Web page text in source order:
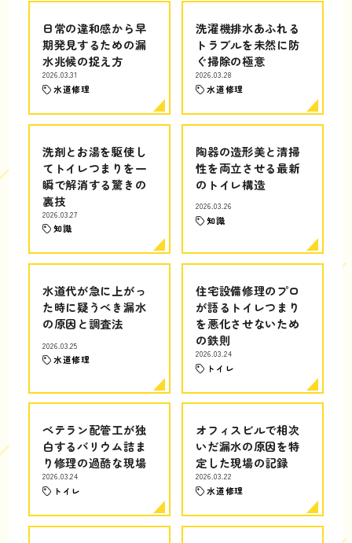
日常の違和感から早
期発見するための漏
水兆候の捉え方
2026.03.31
水道修理
洗濯機排水あふれる
トラブルを未然に防
ぐ掃除の極意
2026.03.28
水道修理
洗剤とお湯を駆使し
てトイレつまりを一
瞬で解消する驚きの
裏技
2026.03.27
知識
陶器の造形美と清掃
性を両立させる最新
のトイレ構造
2026.03.26
知識
水道代が急に上がっ
た時に疑うべき漏水
の原因と調査法
2026.03.25
水道修理
住宅設備修理のプロ
が語るトイレつまり
を悪化させないため
の鉄則
2026.03.24
トイレ
ベテラン配管工が独
白するバリウム詰ま
り修理の過酷な現場
2026.03.24
トイレ
オフィスビルで相次
いだ漏水の原因を特
定した現場の記録
2026.03.22
水道修理